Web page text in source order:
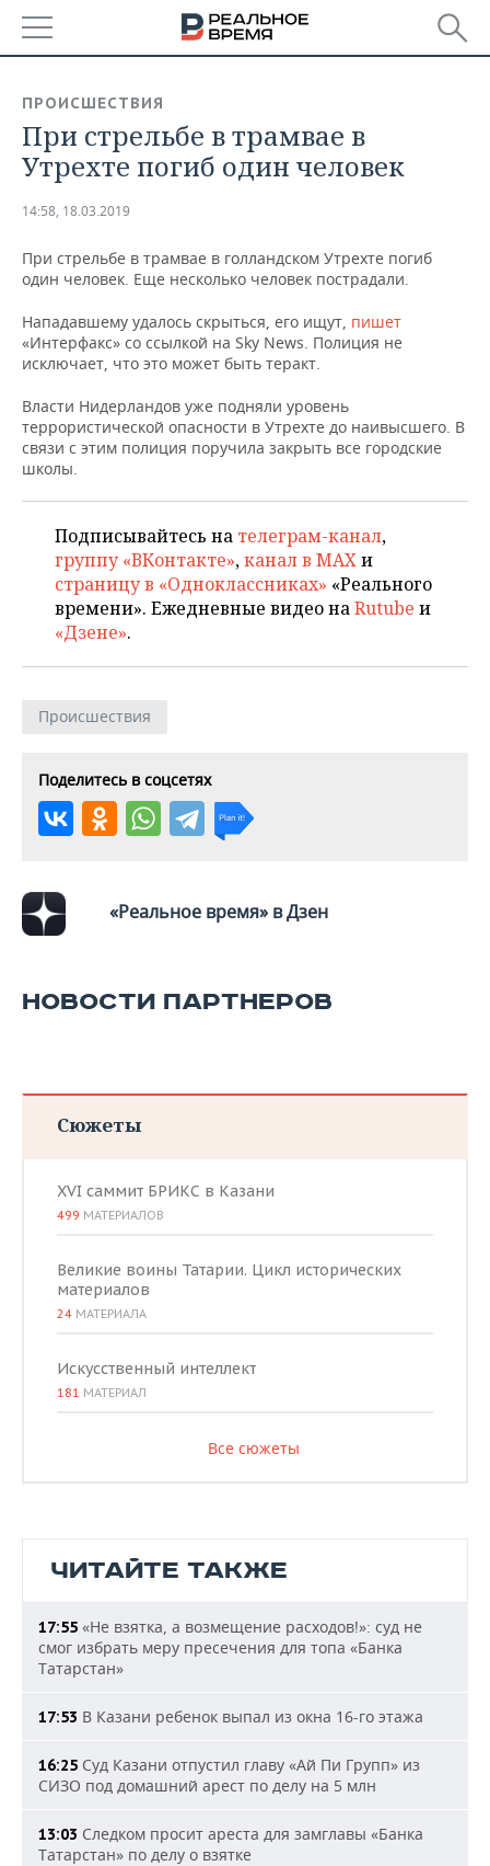
БАШКОРТОСТАН
ТАТАРСТАН
НОВОСТИ
АНАЛИТИКА
ДЕКЛАРАЦИИ О ДОХОДАХ
КОРОЛИ ГОСЗАКАЗА ПФО
КОМУ ПРИНАДЛЕЖАТ
ТОРГОВЫЕ ЦЕНТРЫ
ТАТАРСТАНА
НОВОСТИ ЭКОНОМИКИ
ФИНАНСЫ
БЮДЖЕТ
ИНВЕСТИЦИИ
ПРОМЫШЛЕННОСТЬ
НОВОСТИ
ПРОМЫШЛЕННОСТИ
АГРОПРОМ
МАШИНОСТРОЕНИЕ
НЕФТЕХИМИЯ
НЕФТЬ
ЭНЕРГЕТИКА
НЕДВИЖИМОСТЬ
НОВОСТИ АВТО
БИЗНЕС
НОВОСТИ БИЗНЕСА
РОЗНИЧНАЯ ТОРГОВЛЯ
ТРАНСПОРТ
УСЛУГИ
НОВОСТИ ТЕХНОЛОГИЙ
МЕДИА
МЕРОПРИЯТИЯ
НОВОСТИ МЕРОПРИЯТИЙ
ВЫЕЗДНАЯ РЕДАКЦИЯ
ОТКРЫТАЯ ЛЕКЦИЯ
СПОРТ
НОВОСТИ СПОРТА
БАСКЕТБОЛ
ВОЛЕЙБОЛ
ФИГУРНОЕ КАТАНИЕ
ОБЩЕСТВО
ИНФРАСТРУКТУРА
ИСТОРИЯ
МЕДИЦИНА
СПРАВОЧНИК
СПИСОК ПЕРСОН
ПОЛНАЯ ВЕРСИЯ
ПРОИСШЕСТВИЯ
При стрельбе в трамвае в
Утрехте погиб один человек
14:58, 18.03.2019
При стрельбе в трамвае в голландском Утрехте погиб
один человек. Еще несколько человек пострадали.
Нападавшему удалось скрыться, его ищут, пишет
«Интерфакс» со ссылкой на Sky News. Полиция не
исключает, что это может быть теракт.
Власти Нидерландов уже подняли уровень
террористической опасности в Утрехте до наивысшего. В
связи с этим полиция поручила закрыть все городские
школы.
Подписывайтесь на телеграм-канал,
группу «ВКонтакте»,канал в MAXи
страницу в «Одноклассниках» «Реального
времени». Ежедневные видео наRutube и
«Дзене».
Происшествия
Поделитесь в соцсетях
«Реальное время» в Дзен
НОВОСТИ ПАРТНЕРОВ
Сюжеты
XVI саммит БРИКС в Казани
499 МАТЕРИАЛОВ
Великие воины Татарии. Цикл исторических
материалов
24 МАТЕРИАЛА
Искусственный интеллект
181 МАТЕРИАЛ
Все сюжеты
ЧИТАЙТЕ ТАКЖЕ
17:55 «Не взятка, а возмещение расходов!»: суд не
смог избрать меру пресечения для топа «Банка
Татарстан»
17:53 В Казани ребенок выпал из окна 16-го этажа
16:25 Суд Казани отпустил главу «Ай Пи Групп» из
СИЗО под домашний арест по делу на 5 млн
13:03 Следком просит ареста для замглавы «Банка
Татарстан» по делу о взятке